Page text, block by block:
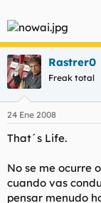
Rastrer0
Freak total
24 Ene 2008
That´s Life.
No se me ocurre
cuando vas
pensar menudo